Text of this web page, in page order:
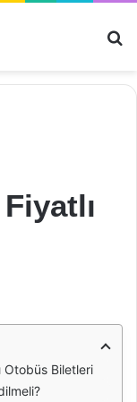
Otobüs Biletleri